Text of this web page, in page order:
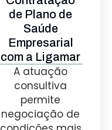
de Plano de
Saúde
Empresarial
com a Ligamar
A atuação
consultiva
permite
negociação de